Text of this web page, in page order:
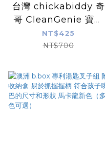
台灣 chickabiddy 奇
哥 CleanGenie 寶寶
沐浴酵素 溫和植萃 清
潔滋潤 舒緩調理 1M+
NT$425
NT$700